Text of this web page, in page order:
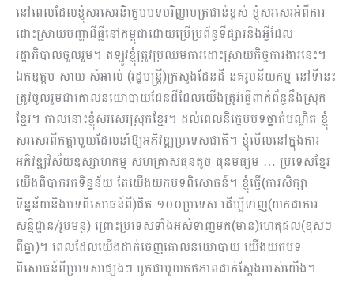
នៅពេលដែលខ្ញុំសរសេរនិក្ខេបបទបរិញ្ញាបត្រជាន់ខ្ពស់ ខ្ញុំសរសេរអំពីការ
ដោះស្រាយបញ្ហាដីធ្លីនៅកម្ពុជាដោយប្រើប្រព័ន្ធទីផ្សារនិងអ្វីដែល
រដ្ឋាភិបាលចូលរួម។ ឥឡូវខ្ញុំត្រូវប្រឈមការដោះស្រាយកិច្ចការងារនេះ។
ឯកឧត្តម សាយ សំអាល់ (រដ្ឋមន្ត្រី)ក្រសួងដែនដី នគរូបនីយកម្ម នៅទីនេះ
ត្រូវចូលរួមជាគោលនយោបាយដែនដីដែលយើងត្រូវធ្វើ​ពាក់ព័ន្ធនឹងស្រុក
ខ្មែរ។ កាលនោះខ្ញុំសរសេរស្រុកខ្មែរ។ ដល់ពេលនិក្ខេបបទថ្នាក់បណ្ឌិត ខ្ញុំ
សរសេរពីកត្តាមួយដែលនាំឱ្យអភិវឌ្ឍប្រទេសជាតិ។ ខ្ញុំមើលនៅក្នុងការ
អភិវឌ្ឍវិស័យឧស្សាហកម្ម សហគ្រាសធុនតូច ធុនមធ្យម … ប្រទេសខ្មែរ
យើងពិបាករកទិន្នន័យ តែយើងយកបទពិសោធន៍។ ខ្ញុំធ្វើ(ការសិក្សា
ទិន្នន័យនិងបទពិសោធន៍ពី)ជិត ១០០ប្រទេស ដើម្បីទាញ(យកជាការ
សន្និដ្ឋាន/រូបមន្ត) ព្រោះប្រទេសទាំងអស់ទាញមក(មាន)ហេតុផល(ខុសៗ
ពីគ្នា)។ ពេលដែលយើងដាក់ចេញគោលនយោបាយ យើងយកបទ
ពិសោធន៍ពីប្រ​ទេសផ្សេងៗ បូកជាមួយតថភាពជាក់ស្តែងរបស់យើង។